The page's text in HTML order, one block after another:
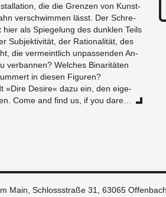
die die Gren­zen von Kunst­
ver­schwim­men lässt. Der Schre­
als Spie­ge­lung des dunk­len Teils
Sub­jek­ti­vi­tät, der Ra­tio­na­li­tät, des
die ver­meint­lich un­pas­sen­den An­
ver­ban­nen? Wel­ches Bi­na­ri­tä­ten
in die­sen Fi­gu­ren?
»Dire De­si­re« dazu ein, den ei­ge­
Come and find us, if you dare…
Main, Schlossstraße 31, 63065